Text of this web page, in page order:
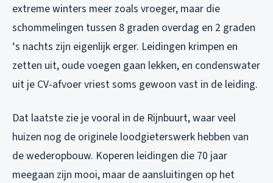
extreme winters meer zoals vroeger, maar die
schommelingen tussen 8 graden overdag en 2 graden
‘s nachts zijn eigenlijk erger. Leidingen krimpen en
zetten uit, oude voegen gaan lekken, en condenswater
uit je CV-afvoer vriest soms gewoon vast in de leiding.
Dat laatste zie je vooral in de Rijnbuurt, waar veel
huizen nog de originele loodgieterswerk hebben van
de wederopbouw. Koperen leidingen die 70 jaar
meegaan zijn mooi, maar de aansluitingen op het